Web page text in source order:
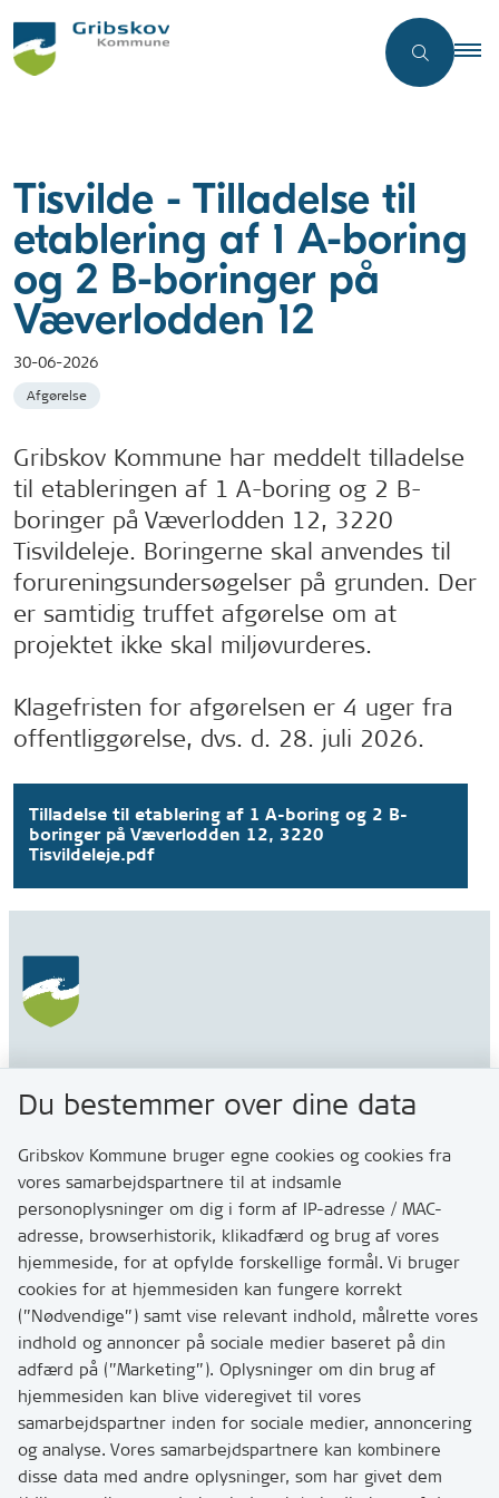
Tisvilde - Tilladelse til
etablering af 1 A-boring
og 2 B-boringer på
Væverlodden 12
30-06-2026
Afgørelse
Gribskov Kommune har meddelt tilladelse
til etableringen af 1 A-boring og 2 B-
boringer på Væverlodden 12, 3220
Tisvildeleje. Boringerne skal anvendes til
forureningsundersøgelser på grunden. Der
er samtidig truffet afgørelse om at
projektet ikke skal miljøvurderes.
Klagefristen for afgørelsen er 4 uger fra
offentliggørelse, dvs. d. 28. juli 2026.
Tilladelse til etablering af 1 A-boring og 2 B-
boringer på Væverlodden 12, 3220
Tisvildeleje.pdf
3200 Helsinge
Kontakt
Skriv til os via Digital Post
Har du brug for at komme i kontakt med os? Se her
hvordan
Tip os om huller i vejen eller andet
T:7249 6000
Bemærk: vi har mange opkald mellem kl. 10 og 11
Links
Du bestemmer over dine data
Gribskov Kommune bruger egne cookies og cookies fra
vores samarbejdspartnere til at indsamle
personoplysninger om dig i form af IP-adresse / MAC-
adresse, browserhistorik, klikadfærd og brug af vores
hjemmeside, for at opfylde forskellige formål. Vi bruger
cookies for at hjemmesiden kan fungere korrekt
(”Nødvendige”) samt vise relevant indhold, målrette vores
indhold og annoncer på sociale medier baseret på din
adfærd på (”Marketing”). Oplysninger om din brug af
hjemmesiden kan blive videregivet til vores
samarbejdspartner inden for sociale medier, annoncering
og analyse. Vores samarbejdspartnere kan kombinere
disse data med andre oplysninger, som har givet dem